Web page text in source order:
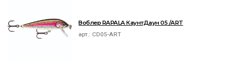
Воблер RAPALA КаунтДаун 05 /ART
арт.: CD05-ART